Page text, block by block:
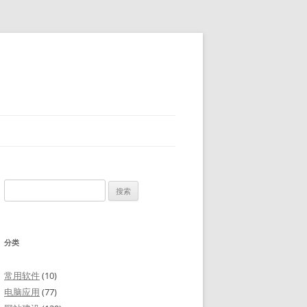
索：
分类
常用软件(10)
电脑应用 (77)